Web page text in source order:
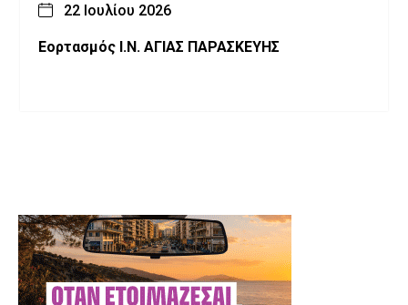
22 Ιουλίου 2026
Εορτασμός Ι.Ν. ΑΓΙΑΣ ΠΑΡΑΣΚΕΥΗΣ